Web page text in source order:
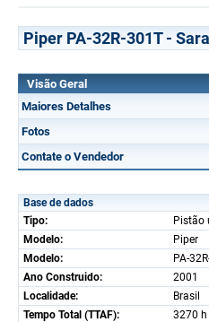
Piper PA-32R-301T -
Visão Geral
Maiores Detalhes
Fotos
Contate o Vendedor
Base de dados
Tipo:
Pistão
Modelo:
Piper
Modelo:
PA-
Ano Construido:
2001
Localidade:
Brasil
Tempo Total (TTAF):
3270 h